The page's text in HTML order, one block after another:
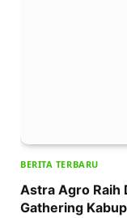
BERITA TERBARU
Astra Agro Raih
Gathering